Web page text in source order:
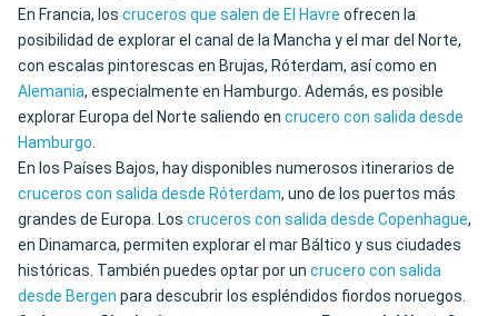
En Francia, los cruceros que salen de El Havre ofrecen la
posibilidad de explorar el canal de la Mancha y el mar del Norte,
con escalas pintorescas en Brujas, Róterdam, así como en
Alemania, especialmente en Hamburgo. Además, es posible
explorar Europa del Norte saliendo en crucero con salida desde
Hamburgo.
En los Países Bajos, hay disponibles numerosos itinerarios de
cruceros con salida desde Róterdam, uno de los puertos más
grandes de Europa. Los cruceros con salida desde Copenhague,
en Dinamarca, permiten explorar el mar Báltico y sus ciudades
históricas. También puedes optar por un crucero con salida
desde Bergen para descubrir los espléndidos fiordos noruegos.